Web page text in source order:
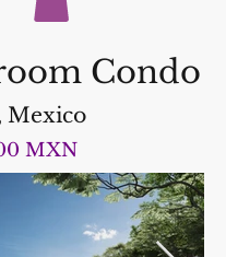
Condo
Mexico
MXN